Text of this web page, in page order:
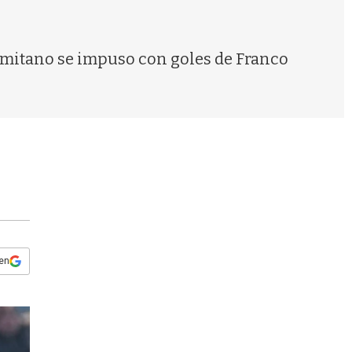
se impuso con goles de Franco